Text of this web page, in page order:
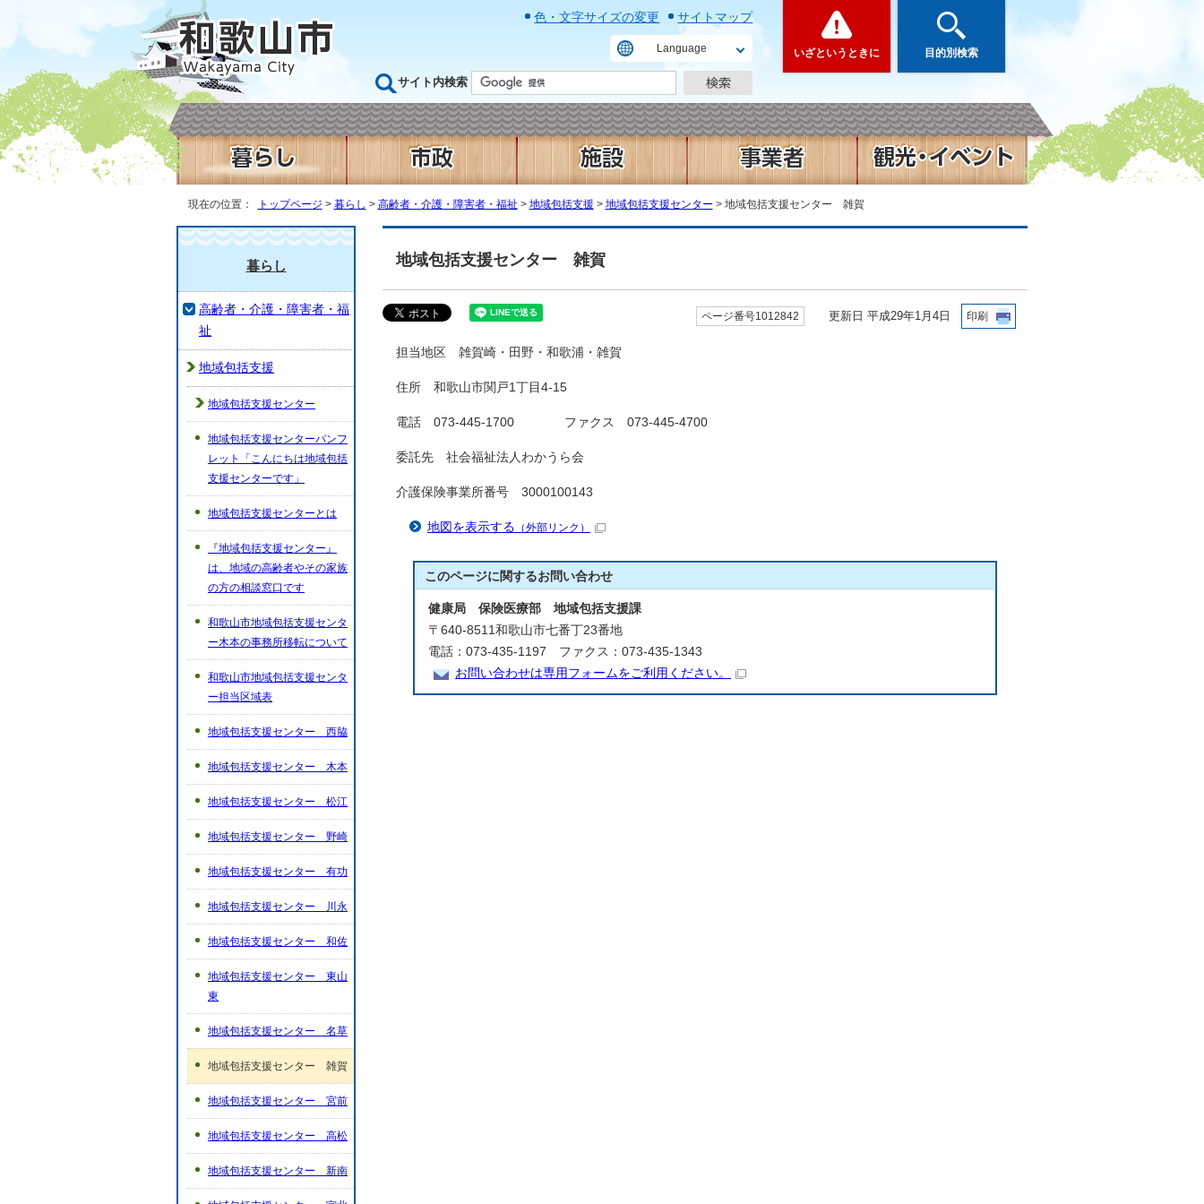
色・文字サイズの変更 サイトマップ
Language
サイト内検索
いざというときに 目的別検索
現在の位置： トップページ > 暮らし > 高齢者・介護・障害者・福祉 > 地域包括支援 > 地域包括支援センター > 地域包括支援センター 雑賀
地域包括支援センター 雑賀
ページ番号1012842 更新日 平成29年1月4日 印刷
担当地区 雑賀崎・田野・和歌浦・雑賀
住所 和歌山市関戸1丁目4-15
電話 073-445-1700 ファクス 073-445-4700
委託先 社会福祉法人わかうら会
介護保険事業所番号 3000100143
地図を表示する （外部リンク）
このページに関するお問い合わせ
健康局 保険医療部 地域包括支援課
〒640-8511和歌山市七番丁23番地
電話：073-435-1197 ファクス：073-435-1343
お問い合わせは専用フォームをご利用ください。
暮らし
高齢者・介護・障害者・福
祉
地域包括支援
地域包括支援センター
地域包括支援センターパンフ
レット「こんにちは地域包括
支援センターです」
地域包括支援センターとは
『地域包括支援センター』
は、地域の高齢者やその家族
の方の相談窓口です
和歌山市地域包括支援センタ
ー木本の事務所移転について
和歌山市地域包括支援センタ
ー担当区域表
地域包括支援センター 西脇
地域包括支援センター 木本
地域包括支援センター 松江
地域包括支援センター 野崎
地域包括支援センター 有功
地域包括支援センター 川永
地域包括支援センター 和佐
地域包括支援センター 東山
東
地域包括支援センター 名草
地域包括支援センター 雑賀
地域包括支援センター 宮前
地域包括支援センター 高松
地域包括支援センター 新南